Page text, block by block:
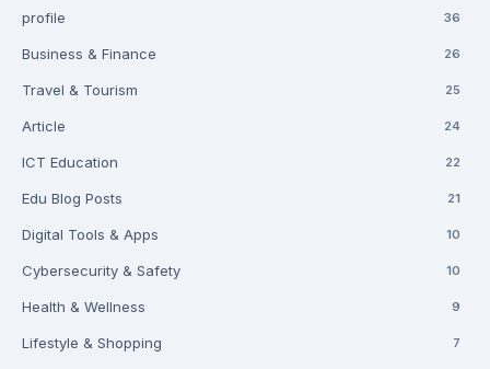
profile 36
Business & Finance 26
Travel & Tourism 25
Article 24
ICT Education 22
Edu Blog Posts 21
Digital Tools & Apps 10
Cybersecurity & Safety 10
Health & Wellness 9
Lifestyle & Shopping 7